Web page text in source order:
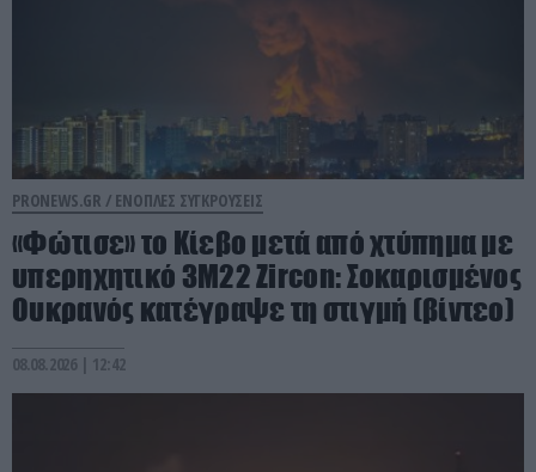
PRONEWS.GR / ΕΝΟΠΛΕΣ ΣΥΓΚΡΟΥΣΕΙΣ
«Φώτισε» το Κίεβο μετά από χτύπημα με
υπερηχητικό 3M22 Zircon: Σοκαρισμένος
Ουκρανός κατέγραψε τη στιγμή (βίντεο)
08.08.2026 | 12:42